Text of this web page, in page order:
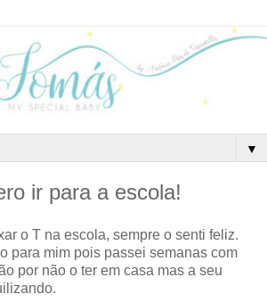
▼
ir para a escola!
o T na escola, sempre o senti feliz.
para mim pois passei semanas com
por não o ter em casa mas a seu